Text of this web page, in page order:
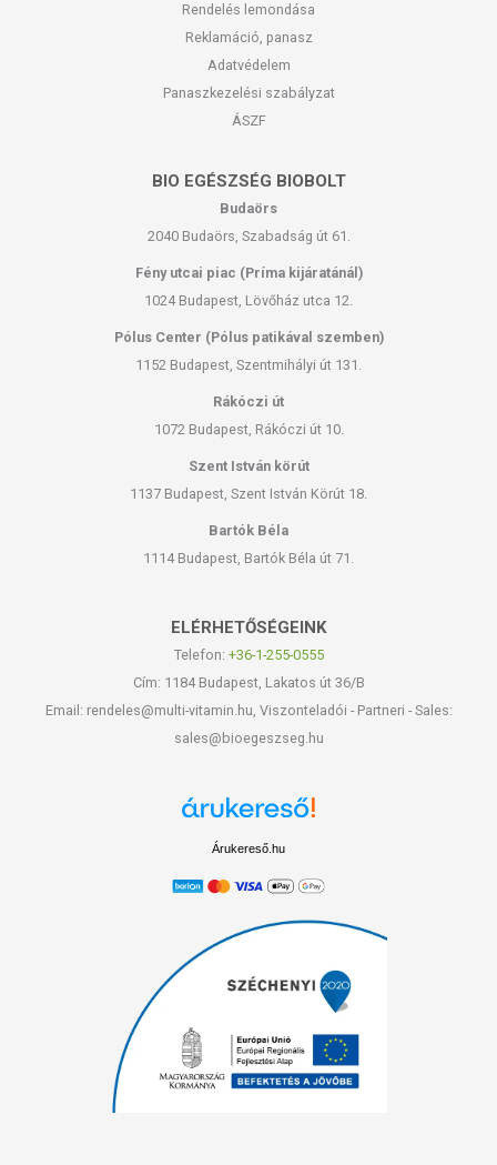
Rendelés lemondása
Reklamáció, panasz
Adatvédelem
Panaszkezelési szabályzat
ÁSZF
BIO EGÉSZSÉG BIOBOLT
Budaörs
2040 Budaörs, Szabadság út 61.
Fény utcai piac (Príma kijáratánál)
1024 Budapest, Lövőház utca 12.
Pólus Center (Pólus patikával szemben)
1152 Budapest, Szentmihályi út 131.
Rákóczi út
1072 Budapest, Rákóczi út 10.
Szent István körút
1137 Budapest, Szent István Körút 18.
Bartók Béla
1114 Budapest, Bartók Béla út 71.
ELÉRHETŐSÉGEINK
Telefon: +36-1-255-0555
Cím: 1184 Budapest, Lakatos út 36/B
Email: rendeles@multi-vitamin.hu, Viszonteladói - Partneri - Sales:
sales@bioegeszseg.hu
Árukereső.hu